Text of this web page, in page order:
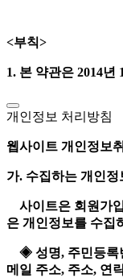
<부칙>
1. 본 약관은 2014년
개인정보 처리방침
웹사이트 개인정보
가. 수집하는 개인정
사이트은 회원가
은 개인정보를 수집
◈ 성명, 주민등록
메일 주소, 주소, 연